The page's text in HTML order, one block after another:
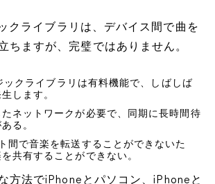
クライブラリは、デバイス間で曲を
ちますが、完璧ではありません。
クライブラリは有料機能で、しばしば
します。
ネットワークが必要で、同期に長時間待
る。
間で音楽を転送することができないた
共有することができない。
方法でiPhoneとパソコン、iPhoneと